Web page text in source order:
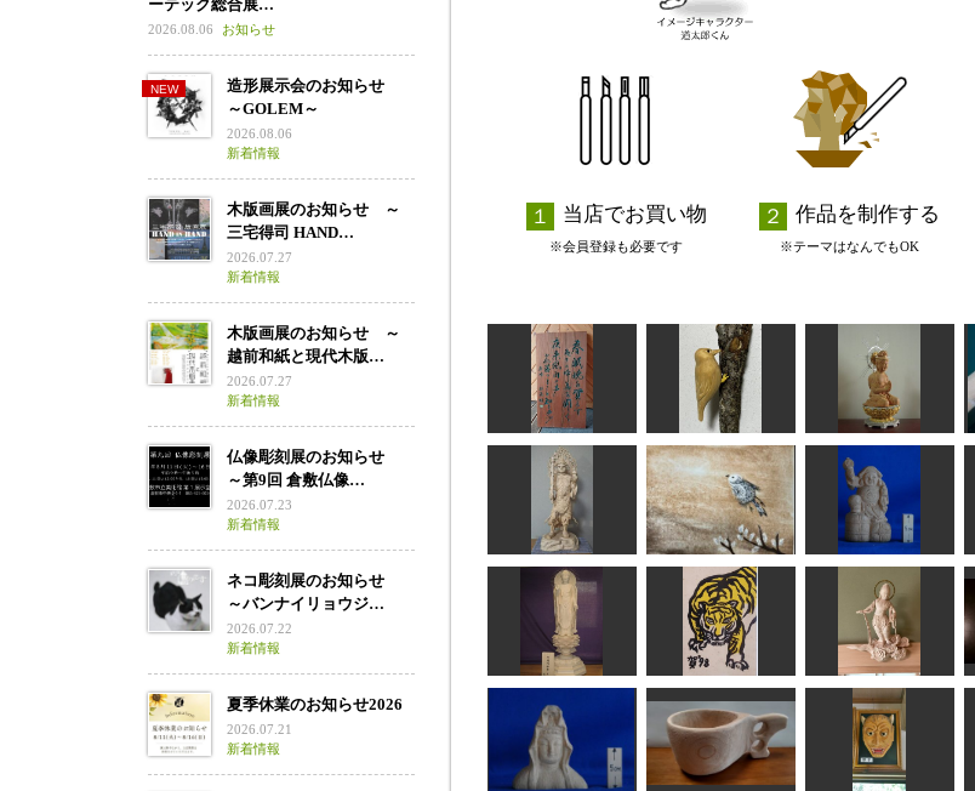
当店でお買い物
※会員登録も必要です
作品を制作する
※テーマはなんでもOK
刻字
香東
アカゲラ
MINI
勢至菩薩
ちゅうさん
毘沙門天立像
ろうけい
飛ぶゆでたまご
すずめようこ
大黒様
ta-chann
阿弥陀如来
天明 阿弥陀如来
年賀状「寅」8
道刃物★所蔵参考作品
雲中供養菩薩像南
20号
みっちゃん
ーテック総合展…
2026.08.06 お知らせ
造形展示会のお知らせ
～GOLEM～
2026.08.06
新着情報
木版画展のお知らせ ～
三宅得司 HAND…
2026.07.27
新着情報
木版画展のお知らせ ～
越前和紙と現代木版…
2026.07.27
新着情報
仏像彫刻展のお知らせ
～第9回 倉敷仏像…
2026.07.23
新着情報
ネコ彫刻展のお知らせ
～バンナイリョウジ…
2026.07.22
新着情報
夏季休業のお知らせ2026
2026.07.21
新着情報